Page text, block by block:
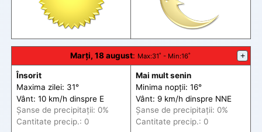
Marți, 18 august: Max:31˚ - Min:16˚ +
Însorit
Maxima zilei: 31°
Vânt: 10 km/h dinspre E
Șanse de precipitații: 0%
Cantitate precip.: 0
Mai mult senin
Minima nopții: 16°
Vânt: 9 km/h dinspre NNE
Șanse de precipitații: 0%
Cantitate precip.: 0